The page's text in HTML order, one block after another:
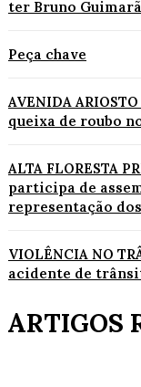
ter Bruno
Peça chave
AVENIDA
queixa de roubo
ALTA FLORESTA
participa de
representação
VIOLÊNCIA NO
acidente de
ARTIGOS